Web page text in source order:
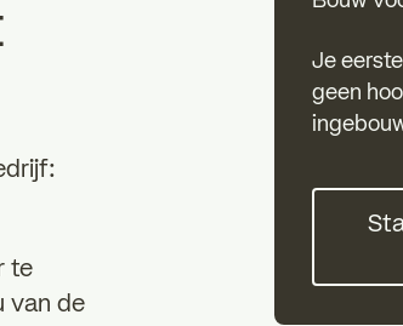
te
van de
Je
geen